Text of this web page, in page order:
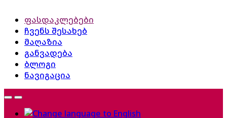
ფასდაკლებები
ჩვენს შესახებ
მაღაზია
განვადება
ბლოგი
ნავიგაცია